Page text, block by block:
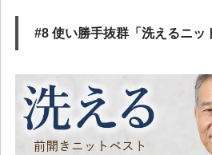
#8 使い勝手抜群「洗えるニッ